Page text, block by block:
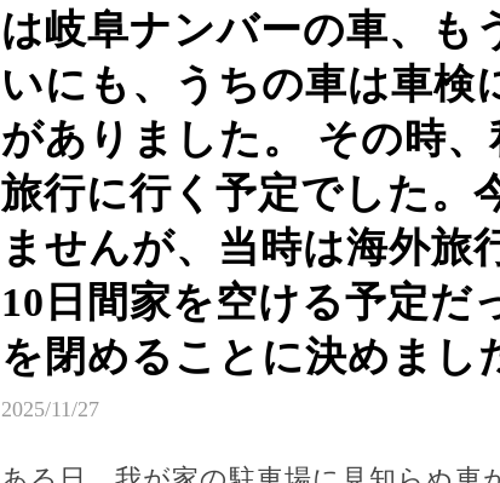
は岐阜ナンバーの車、も
いにも、うちの車は車検
がありました。 その時
旅行に行く予定でした。
ませんが、当時は海外旅
10日間家を空ける予定だ
を閉めることに決めまし
2025/11/27